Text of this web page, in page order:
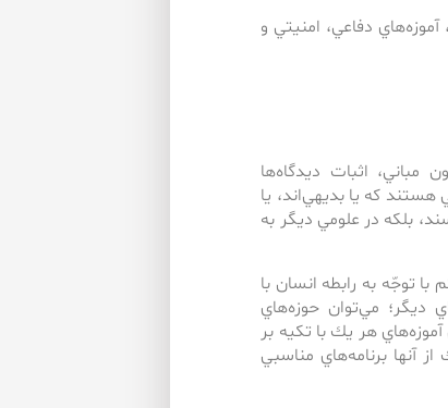
دفاعي، امنيتي و
اثبات ديدگاه‌ها
كه ‌يا بديهي‌اند، يا
بلكه در علومي ديگر به
توجّه به ‌رابطه انسان با
ديگر؛ مي‌توان حوزه‌هاي
هر يك با تكيه بر
آن­ها برنامه‌هاي مناسبي